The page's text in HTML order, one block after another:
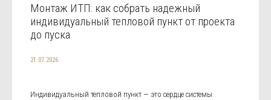
Монтаж ИТП: как собрать надежный
индивидуальный тепловой пункт от проекта
до пуска
21.07.2026
Индивидуальный тепловой пункт — это сердце системы